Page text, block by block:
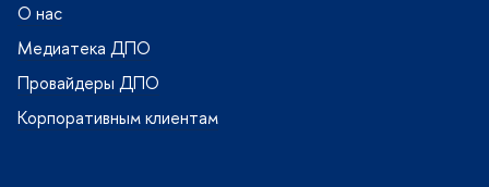
О нас
Медиатека ДПО
Провайдеры ДПО
Корпоративным клиентам